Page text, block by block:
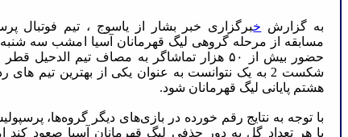
به گزارش خبرگزاری خبر بشار از یاسوج ، تیم فوتبال
مسابقه از مرحله گروهی لیگ قهرمانان آسیا امشب سه شنبه
حضور بیش از ۵۰ هزار تماشاگر به مصاف تیم
شکست 2 به یک نتوانست به عنوان یکی از بهترین تیم
هشتم پایانی لیگ قهرمانان شود.
با توجه به نتایج رقم خورده در بازی‌های دیگر گروه‌ها،
با هر تعداد گل به دور حذفی لیگ قهرمانان آسیا صعود